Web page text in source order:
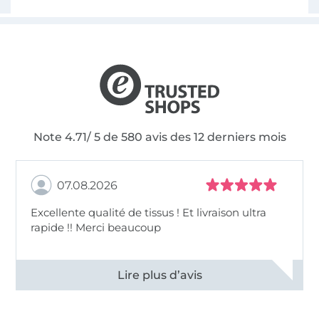
Note 4.71/ 5 de 580 avis des 12 derniers mois
07.08.2026
Excellente qualité de tissus ! Et livraison ultra
rapide !! Merci beaucoup
Voir tous les 11496 commentaires